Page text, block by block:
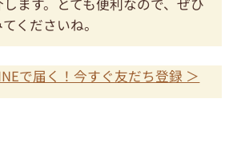
ます。とても便利なので、ぜひ
くださいね。
で届く！今すぐ友だち登録 ＞